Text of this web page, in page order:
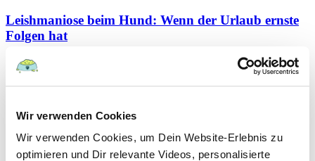
Wir verwenden Cookies
Wir verwenden Cookies, um Dein Website-Erlebnis zu
optimieren und Dir relevante Videos, personalisierte
Leishmaniose beim Hund: Wenn der Urlaub ernste
Folgen hat
Hunde
22 August 2022
Hundefutter und Wasser im Urlaub: Worauf sollte
besonders geachtet werden?